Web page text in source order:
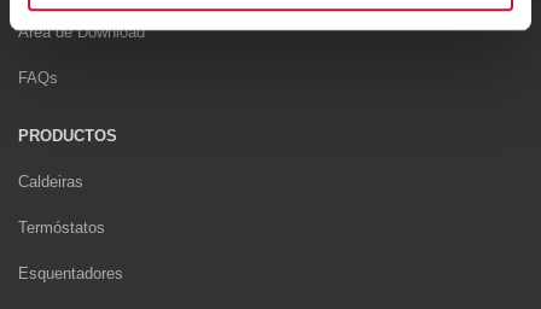
Area de Download
FAQs
PRODUCTOS
Caldeiras
Termóstatos
Esquentadores